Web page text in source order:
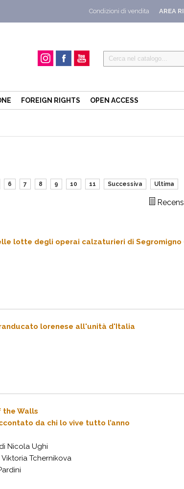
AREA
Condizioni di vendita
FOREIGN RIGHTS OPEN ACCESS
6 7 8 9 10 11 Successiva Ultima
lotte degli operai calzaturieri di Segromigno
lorenese all'unità d'Italia
the Walls
da chi lo vive tutto l’anno
Nicola Ughi
Tchernikova